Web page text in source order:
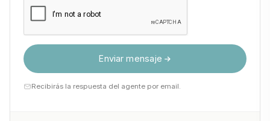
Enviar mensaje
Recibirás la respuesta del agente por email.